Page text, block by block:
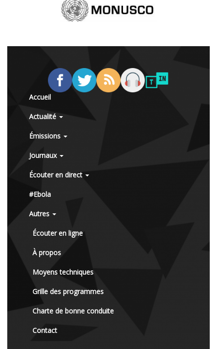
Accueil
Actualité
Émissions
Journaux
Écouter en direct
#Ebola
Autres
Écouter en ligne
À propos
Moyens techniques
Grille des programmes
Charte de bonne conduite
Contact